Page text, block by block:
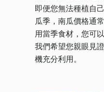
即便您無法種植自
瓜季，南瓜價格通
用當季食材，您可
我們希望您親眼見
機充分利用。